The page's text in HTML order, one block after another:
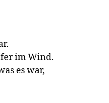
im Wind.
es war,